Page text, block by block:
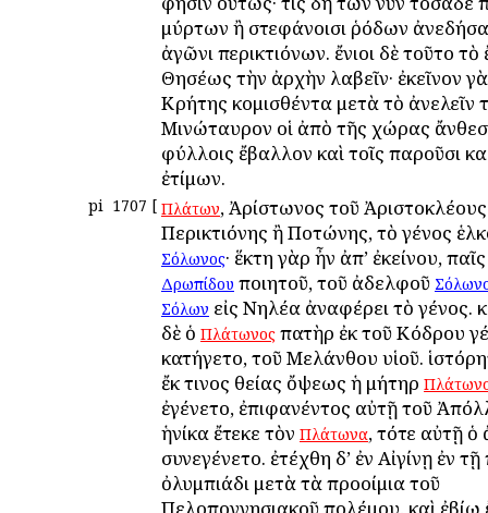
μύρτων ἢ στεφάνοισι ῥόδων
ἀγῶνι περικτιόνων. ἔνιοι δὲ τοῦτο
Θησέως τὴν ἀρχὴν λαβεῖν· ἐκεῖνον
Κρήτης κομισθέντα μετὰ τὸ ἀνελεῖν
Μινώταυρον οἱ ἀπὸ τῆς χώρας
φύλλοις ἔβαλλον καὶ τοῖς παροῦσι
ἐτίμων.
pi 1707 [ Πλάτων, Ἀρίστωνος τοῦ
Περικτιόνης ἢ Ποτώνης, τὸ γένος
Σόλωνος· ἕκτη γὰρ ἦν ἀπ’ ἐκείνου,
Δρωπίδου ποιητοῦ, τοῦ ἀδελφοῦ
Σόλων εἰς Νηλέα ἀναφέρει τὸ γένος.
δὲ ὁ Πλάτωνος πατὴρ ἐκ τοῦ Κόδρου
κατήγετο, τοῦ Μελάνθου υἱοῦ.
ἔκ τινος θείας ὄψεως ἡ μήτηρ
ἐγένετο, ἐπιφανέντος αὐτῇ τοῦ
ἡνίκα ἔτεκε τὸν Πλάτωνα, τότε αὐτῇ ὁ
συνεγένετο. ἐτέχθη δ’ ἐν Αἰγίνῃ ἐν τῇ
ὀλυμπιάδι μετὰ τὰ προοίμια τοῦ
Πελοποννησιακοῦ πολέμου, καὶ ἐβίω